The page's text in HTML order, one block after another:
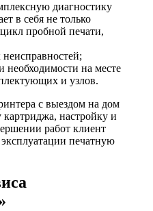
диагностику
в себя не только
пробной печати,
необходимости на месте
и узлов.
с выездом на дом
картриджа, настройку и
работ клиент
печатную